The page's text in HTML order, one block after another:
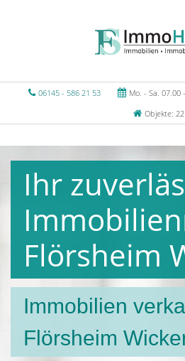
06145 - 586 21 53 Mo. - Sa. 07.00
Objekte: 22
Ihr
Flörsheim
Immobilien
Flörsheim